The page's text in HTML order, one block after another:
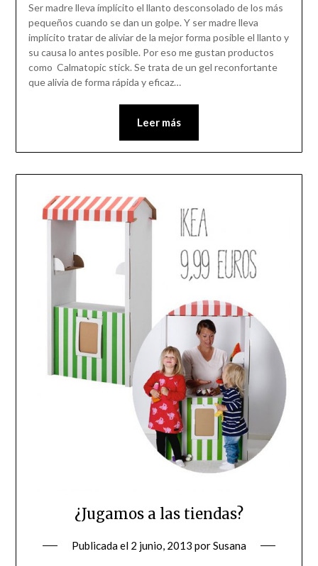
Ser madre lleva ímplícito el llanto desconsolado de los más
pequeños cuando se dan un golpe. Y ser madre lleva
implícito tratar de aliviar de la mejor forma posible el llanto y
su causa lo antes posible. Por eso me gustan productos
como Calmatopic stick. Se trata de un gel reconfortante
que alivia de forma rápida y eficaz…
Leer más
¿Jugamos a las tiendas?
Publicada el 2 junio, 2013 porSusana